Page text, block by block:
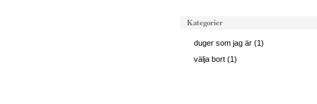
Kategorier
duger som jag är(1)
välja bort(1)